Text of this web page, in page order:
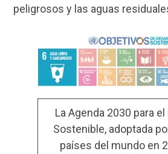
peligrosos y las aguas
La Agenda 2030 para
Sostenible, adoptada
países del mundo en